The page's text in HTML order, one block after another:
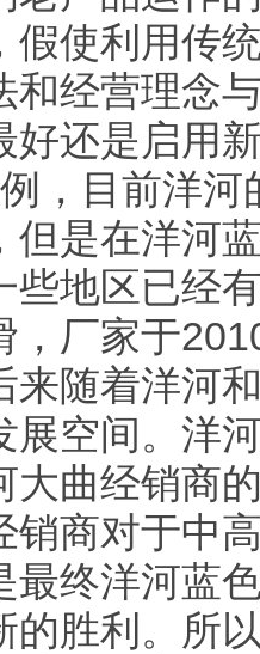
假使利用传
和经营理念
好还是启用
，目前洋
但是在洋河
些地区已经
，厂家于
来随着洋河
展空间。洋
大曲经销商
销商对于中
最终洋河蓝
的胜利。所